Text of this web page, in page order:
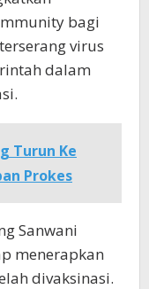
bagi
virus
dalam
Turun Ke
Prokes
Sanwani
menerapkan
divaksinasi.